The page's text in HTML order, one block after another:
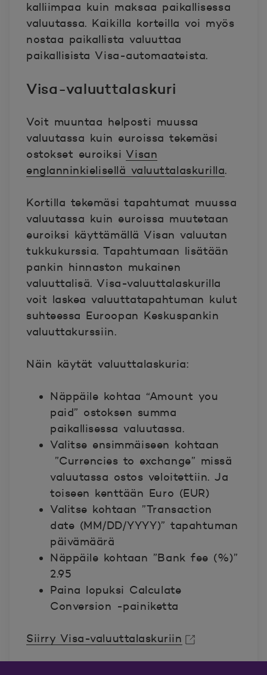
kalliimpaa kuin maksaa paikallisessa
valuutassa. Kaikilla korteilla voi myös
nostaa paikallista valuuttaa
paikallisista Visa-automaateista.
Visa-valuuttalaskuri
Voit muuntaa helposti muussa
valuutassa kuin euroissa tekemäsi
ostokset euroiksiVisan
englanninkielisellä valuuttalaskurilla.
Kortilla tekemäsi tapahtumat muussa
valuutassa kuin euroissa muutetaan
euroiksi käyttämällä Visan valuutan
tukkukurssia. Tapahtumaan lisätään
pankin hinnaston mukainen
valuuttalisä. Visa-valuuttalaskurilla
voit laskea valuuttatapahtuman kulut
suhteessa Euroopan Keskuspankin
valuuttakurssiin.
Näin käytät valuuttalaskuria:
Näppäile kohtaa “Amount you
paid” ostoksen summa
paikallisessa valuutassa.
Valitse ensimmäiseen kohtaan
”Currencies to exchange” missä
valuutassa ostos veloitettiin. Ja
toiseen kenttään Euro (EUR)
Valitse kohtaan ”Transaction
date (MM/DD/YYYY)” tapahtuman
päivämäärä
Näppäile kohtaan ”Bank fee (%)”
2.95
Paina lopuksi Calculate
Conversion -painiketta
Siirry Visa-valuuttalaskuriin